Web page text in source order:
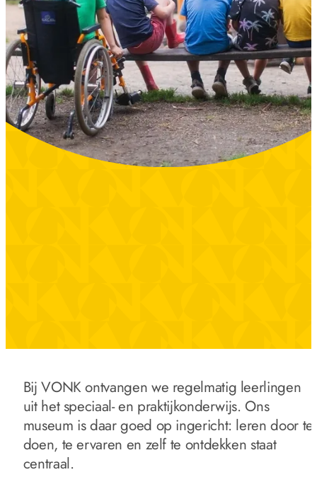
Bij VONK ontvangen we regelmatig leerlingen
uit het speciaal- en praktijkonderwijs. Ons
museum is daar goed op ingericht: leren door te
doen, te ervaren en zelf te ontdekken staat
centraal.